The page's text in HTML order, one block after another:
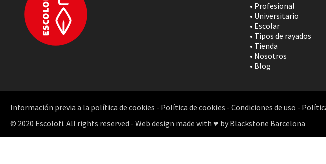
• Profesional
• Universitario
• Escolar
• Tipos de rayados
• Tienda
• Nosotros
• Blog
Información previa a la política de cookies - Política de cookies - Condiciones de uso -
© 2020 Escolofi. All rights reserved - Web design made with ♥ by Blackstone Barcelona